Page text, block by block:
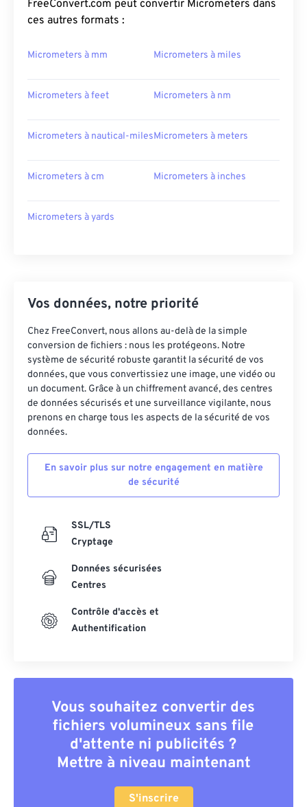
FreeConvert.com peut convertir Micrometers dans
ces autres formats :
Micrometers à mm Micrometers à miles
Micrometers à feet Micrometers à nm
Micrometers à nautical-milesMicrometers à meters
Micrometers à cm Micrometers à inches
Micrometers à yards
Vos données, notre priorité
Chez FreeConvert, nous allons au-delà de la simple
conversion de fichiers : nous les protégeons. Notre
système de sécurité robuste garantit la sécurité de vos
données, que vous convertissiez une image, une vidéo ou
un document. Grâce à un chiffrement avancé, des centres
de données sécurisés et une surveillance vigilante, nous
prenons en charge tous les aspects de la sécurité de vos
données.
En savoir plus sur notre engagement en matière
de sécurité
SSL/TLS
Cryptage
Données sécurisées
Centres
Contrôle d'accès et
Authentification
Vous souhaitez convertir des
fichiers volumineux sans file
d'attente ni publicités ?
Mettre à niveau maintenant
S'inscrire